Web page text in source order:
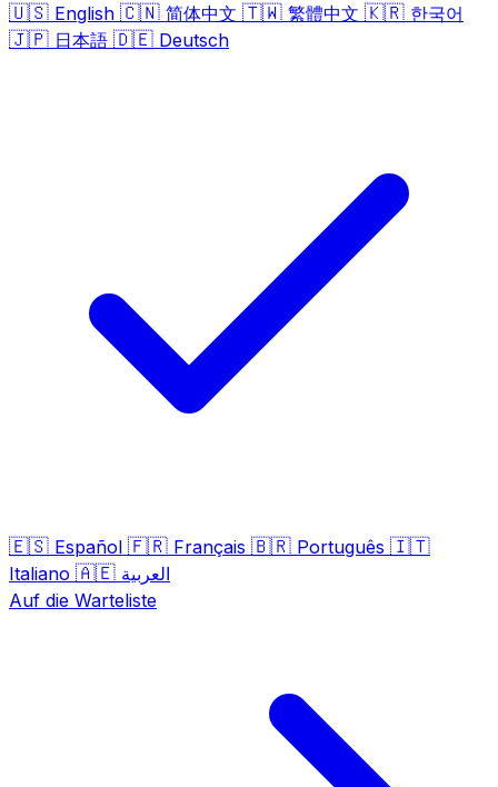
🇺🇸 English 🇨🇳 简体中文 🇹🇼 繁體中文 🇰🇷 한국어
🇯🇵 日本語 🇩🇪 Deutsch
🇪🇸 Español 🇫🇷 Français 🇧🇷 Português 🇮🇹
Italiano 🇦🇪 العربية
Auf die Warteliste